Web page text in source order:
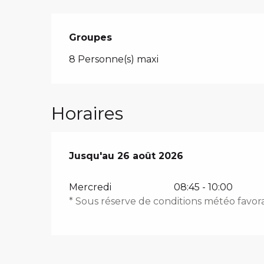
Groupes
Groupes
8 Personne(s) maxi
Horaires
Du8 juillet 2026au26 août 2026
Jusqu'au 26 août 2026
Mercredi
08:45 - 10:00
* Sous réserve de conditions météo